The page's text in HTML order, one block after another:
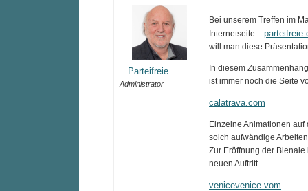
Parteifreie
Administrator
Bei unserem Treffen im
Internetseite –
will man diese
In diesem
ist immer noch die Seite
calatrava.com
Einzelne Animationen
solch aufwändige
Zur Eröffnung der
neuen Auftritt
venicevenice.vom